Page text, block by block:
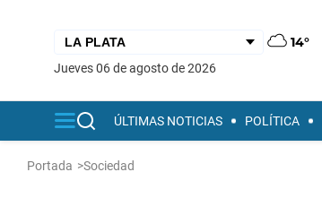
14°
jueves 06 de agosto de 2026
ÚLTIMAS NOTICIAS POLÍTICA
Portada >Sociedad